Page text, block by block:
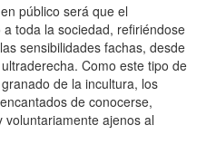
público será que el
toda la sociedad, refiriéndose
sensibilidades fachas, desde
Como este tipo de
de la incultura, los
de conocerse,
voluntariamente ajenos al